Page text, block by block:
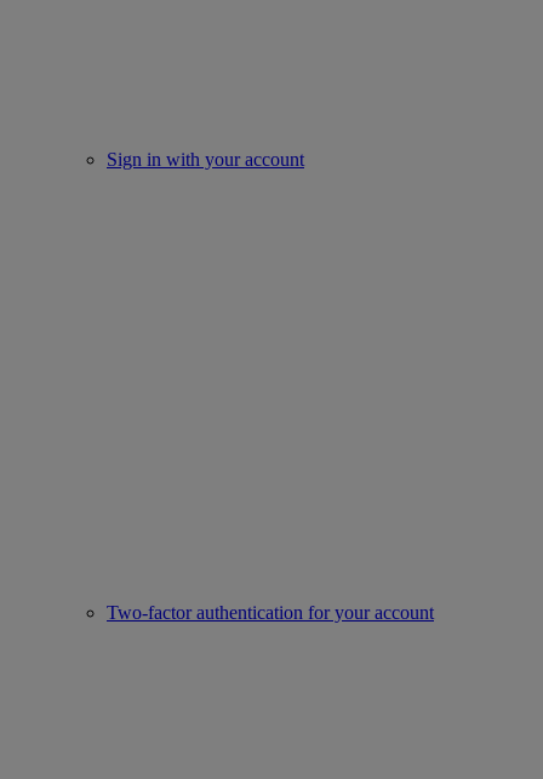
Sign in with your account
Two-factor authentication for your account